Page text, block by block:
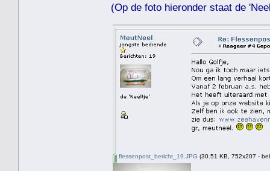
(Op de foto hieronder staat de
flessenpost_bericht_19.JPG (30.51 KB, 752x207 -